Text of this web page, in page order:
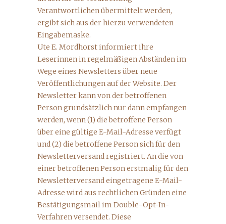
Verantwortlichen übermittelt werden,
ergibt sich aus der hierzu verwendeten
Eingabemaske.
Ute E. Mordhorst informiert ihre
Leserinnen in regelmäßigen Abständen im
Wege eines Newsletters über neue
Veröffentlichungen auf der Website. Der
Newsletter kann von der betroffenen
Person grundsätzlich nur dann empfangen
werden, wenn (1) die betroffene Person
über eine gültige E-Mail-Adresse verfügt
und (2) die betroffene Person sich für den
Newsletterversand registriert. An die von
einer betroffenen Person erstmalig für den
Newsletterversand eingetragene E-Mail-
Adresse wird aus rechtlichen Gründen eine
Bestätigungsmail im Double-Opt-In-
Verfahren versendet. Diese